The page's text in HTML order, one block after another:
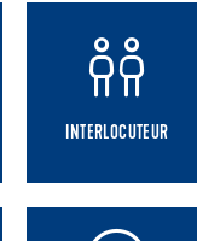
INTERLOCUTEUR